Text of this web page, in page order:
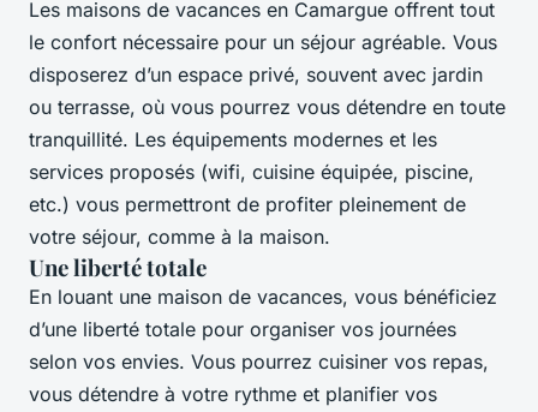
Les maisons de vacances en Camargue offrent tout
le confort nécessaire pour un séjour agréable. Vous
disposerez d’un espace privé, souvent avec jardin
ou terrasse, où vous pourrez vous détendre en toute
tranquillité. Les équipements modernes et les
services proposés (wifi, cuisine équipée, piscine,
etc.) vous permettront de profiter pleinement de
votre séjour, comme à la maison.
Une liberté totale
En louant une maison de vacances, vous bénéficiez
d’une liberté totale pour organiser vos journées
selon vos envies. Vous pourrez cuisiner vos repas,
vous détendre à votre rythme et planifier vos